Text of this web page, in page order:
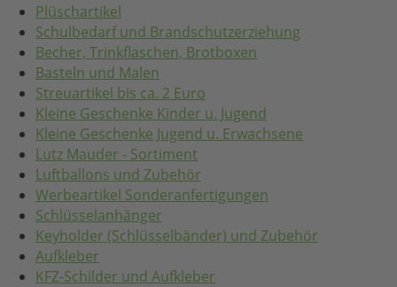
Plüschartikel
Schulbedarf und Brandschutzerziehung
Becher, Trinkflaschen, Brotboxen
Basteln und Malen
Streuartikel bis ca. 2 Euro
Kleine Geschenke Kinder u. Jugend
Kleine Geschenke Jugend u. Erwachsene
Lutz Mauder - Sortiment
Luftballons und Zubehör
Werbeartikel Sonderanfertigungen
Schlüsselanhänger
Keyholder (Schlüsselbänder) und Zubehör
Aufkleber
KFZ-Schilder und Aufkleber